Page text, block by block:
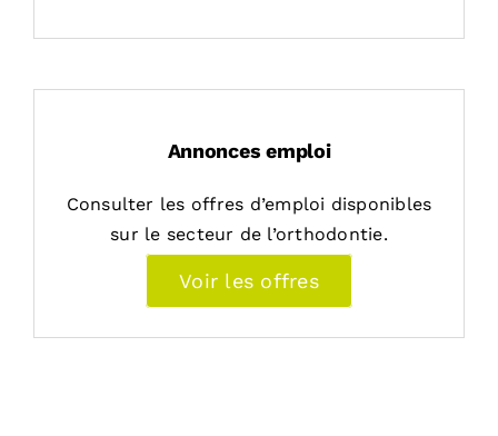
Annonces emploi
Consulter les offres d’emploi disponibles
sur le secteur de l’orthodontie.
Voir les offres